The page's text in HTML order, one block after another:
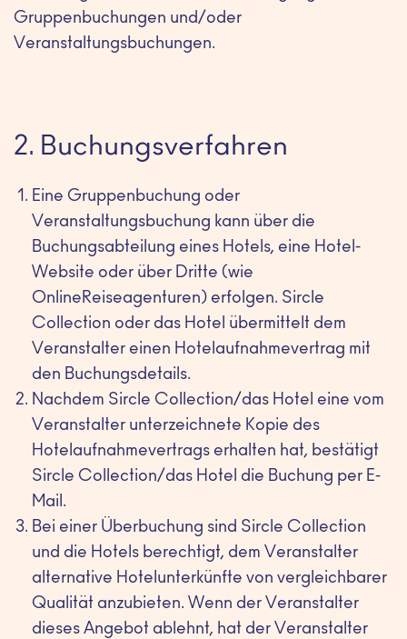
Gruppenbuchungen und/oder
Veranstaltungsbuchungen.
2. Buchungsverfahren
Eine Gruppenbuchung oder
Veranstaltungsbuchung kann über die
Buchungsabteilung eines Hotels, eine Hotel-
Website oder über Dritte (wie
OnlineReiseagenturen) erfolgen. Sircle
Collection oder das Hotel übermittelt dem
Veranstalter einen Hotelaufnahmevertrag mit
den Buchungsdetails.
Nachdem Sircle Collection/das Hotel eine vom
Veranstalter unterzeichnete Kopie des
Hotelaufnahmevertrags erhalten hat, bestätigt
Sircle Collection/das Hotel die Buchung per E-
Mail.
Bei einer Überbuchung sind Sircle Collection
und die Hotels berechtigt, dem Veranstalter
alternative Hotelunterkünfte von vergleichbarer
Qualität anzubieten. Wenn der Veranstalter
dieses Angebot ablehnt, hat der Veranstalter